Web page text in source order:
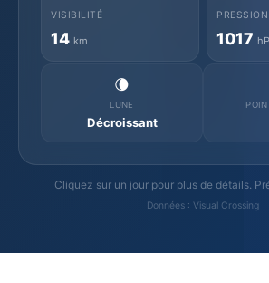
VISIBILITÉ
14 km
PRESSION
1017
🌘
LUNE
Décroissant
Cliquez sur un jour pour plus de détails.
Données : Visual Crossing